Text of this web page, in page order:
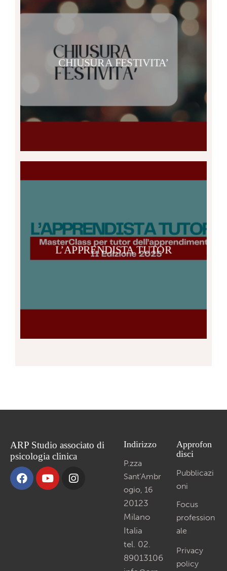
CHIUSURA FESTIVITA’
L’APPRENDISTA TUTOR
ARP Studio associato di
psicologia clinica
Indirizzo
P.zza
Sant’Ambr
ogio, 16
20123
Milano
Italia
tel. 02.
89013106
Approfon
disci
Pubblicazi
oni
Focus
profession
ale
Privacy
policy